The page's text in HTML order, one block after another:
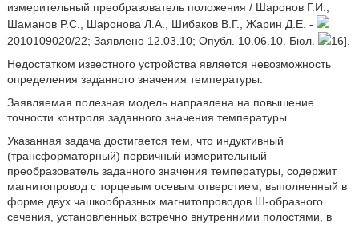
измерительный преобразователь положения / Шаронов Г.И.,
Шаманов P.C., Шаронова Л.А., Шибаков В.Г., Жарин Д.Е. -
2010109020/22; Заявлено 12.03.10; Опубл. 10.06.10. Бюл.
16].
Недостатком известного устройства является невозможность
определения заданного значения температуры.
Заявляемая полезная модель направлена на повышение
точности контроля заданного значения температуры.
Указанная задача достигается тем, что индуктивный
(трансформаторный) первичный измерительный
преобразователь заданного значения температуры, содержит
магнитопровод с торцевым осевым отверстием, выполненный в
форме двух чашкообразных магнитопроводов Ш-образного
сечения, установленных встречно внутренними полостями, в